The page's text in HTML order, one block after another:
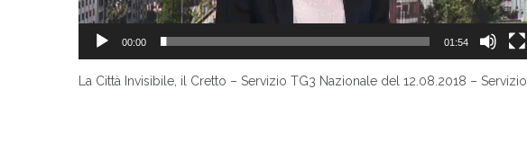
00:00 01:54
La Città Invisibile, il Cretto – Servizio TG3 Nazionale del 12.08.2018 – Servizio